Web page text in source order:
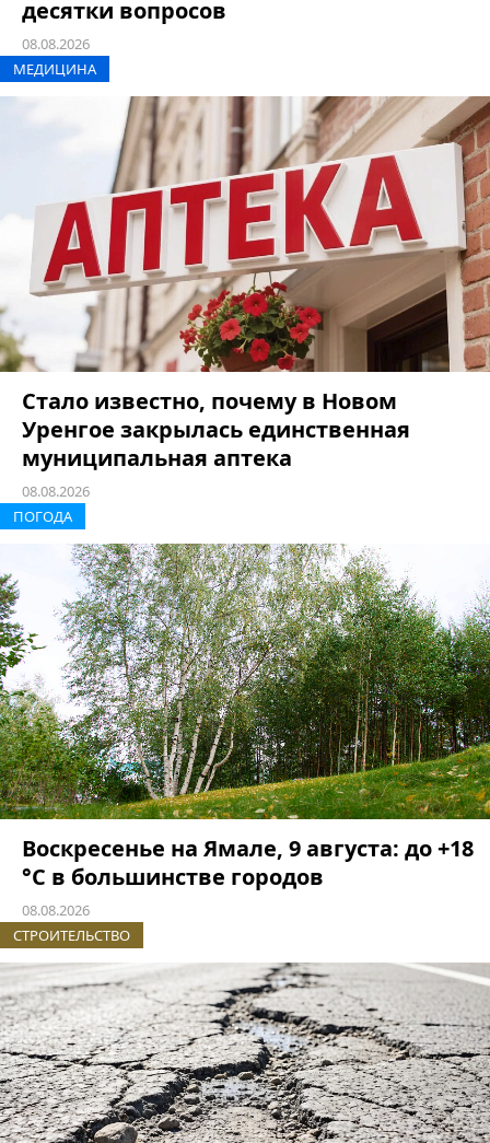
десятки вопросов
08.08.2026
МЕДИЦИНА
Стало известно, почему в Новом
Уренгое закрылась единственная
муниципальная аптека
08.08.2026
ПОГОДА
Воскресенье на Ямале, 9 августа: до +18
°C в большинстве городов
08.08.2026
СТРОИТЕЛЬСТВО